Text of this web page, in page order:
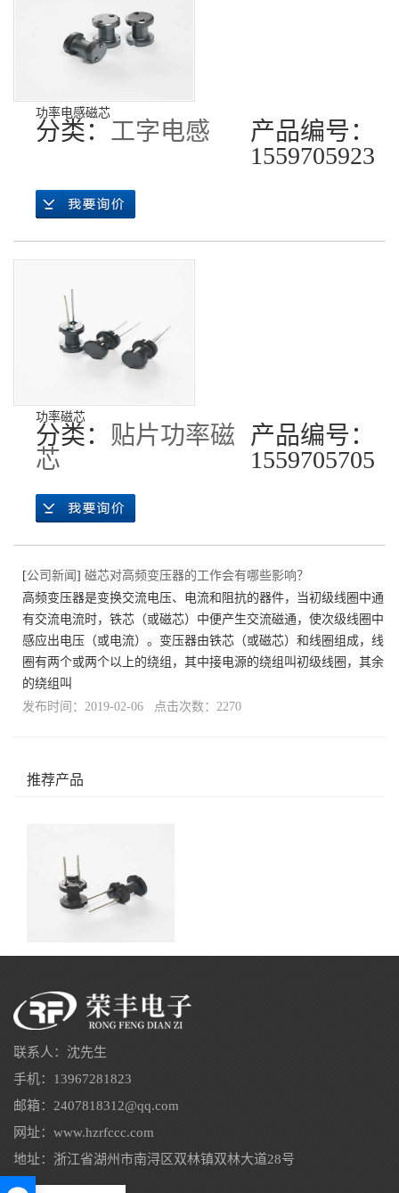
功率电感磁芯
分类： 工字电感
产品编号：
1559705923
功率磁芯
分类： 贴片功率磁
芯
产品编号：
1559705705
[公司新闻 ] 磁芯对高频变压器的工作会有哪些影响？
高频变压器是变换交流电压、电流和阻抗的器件，当初级线圈中通
有交流电流时，铁芯（或磁芯）中便产生交流磁通，使次级线圈中
感应出电压（或电流）。变压器由铁芯（或磁芯）和线圈组成，线
圈有两个或两个以上的绕组，其中接电源的绕组叫初级线圈，其余
的绕组叫
发布时间：2019-02-06 点击次数：2270
推荐产品
联系人：沈先生
手机：13967281823
邮箱：2407818312@qq.com
网址：www.hzrfccc.com
地址：浙江省湖州市南浔区双林镇双林大道28号